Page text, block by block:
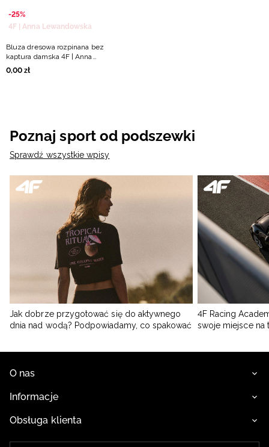
-25%
4F | Anna Lewandowska
Bluza dresowa rozpinana bez
kaptura damska 4F | Anna
Lewandowska - biała
0,00 zł
Poznaj sport od podszewki
Sprawdź wszystkie wpisy
Jak dobrze przygotować się do aktywnego
dnia nad wodą? Podpowiadamy, co spakować
4F Racing
swoje miejsce na
O nas
Informacje
Obsługa klienta